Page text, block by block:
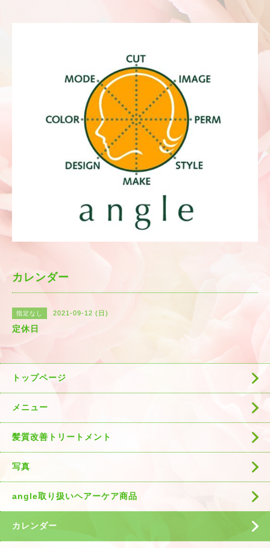
カレンダー
指定なし 2021-09-12 (日)
定休日
トップページ
メニュー
髪質改善トリートメント
写真
angle取り扱いヘアーケア商品
カレンダー